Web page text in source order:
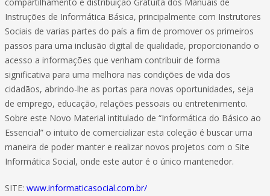
Instruções de Informática Básica, principalmente com Instrutores
Sociais de varias partes do país a fim de promover os primeiros
passos para uma inclusão digital de qualidade, proporcionando o
acesso a informações que venham contribuir de forma
significativa para uma melhora nas condições de vida dos
cidadãos, abrindo-lhe as portas para novas oportunidades, seja
de emprego, educação, relações pessoais ou entretenimento.
Sobre este Novo Material intitulado de “Informática do Básico ao
Essencial” o intuito de comercializar esta coleção é buscar uma
maneira de poder manter e realizar novos projetos com o Site
Informática Social, onde este autor é o único mantenedor.
SITE: www.informaticasocial.com.br/